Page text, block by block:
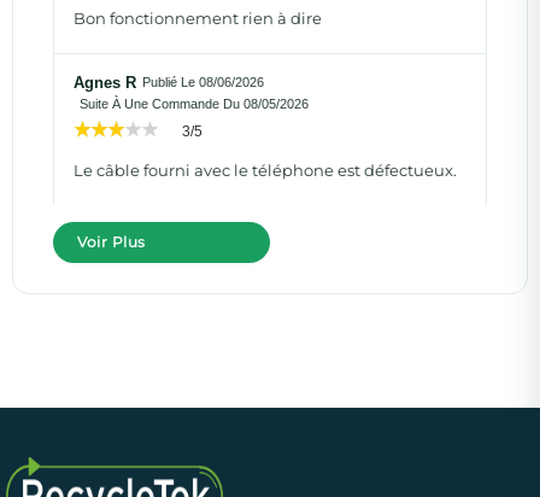
Bon fonctionnement rien à dire
Agnes R Publié Le 08/06/2026
Suite À Une Commande Du 08/05/2026
3/5
Le câble fourni avec le téléphone est défectueux.
Voir Plus